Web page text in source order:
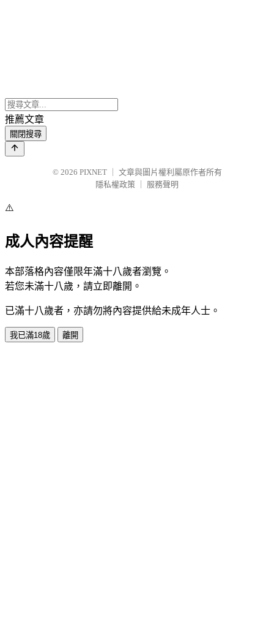
推薦文章
關閉搜尋
© 2026 PIXNET
文章與圖片權利屬原作者所有
隱私權政策
服務聲明
⚠️
成人內容提醒
本部落格內容僅限年滿十八歲者瀏覽。
若您未滿十八歲，請立即離開。
已滿十八歲者，亦請勿將內容提供給未成年人士。
我已滿18歲 離開